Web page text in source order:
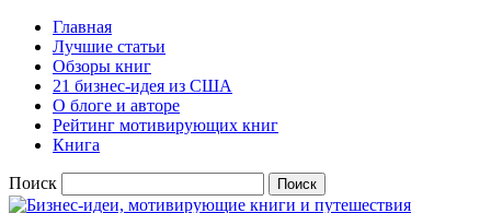
Главная
Лучшие статьи
Обзоры книг
21 бизнес-идея из США
О блоге и авторе
Рейтинг мотивирующих книг
Книга
Поиск